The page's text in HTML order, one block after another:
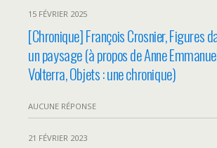
15 FÉVRIER 2025
[Chronique] François Crosnier, Figures
un paysage (à propos de Anne
Volterra, Objets : une chronique)
AUCUNE RÉPONSE
21 FÉVRIER 2023